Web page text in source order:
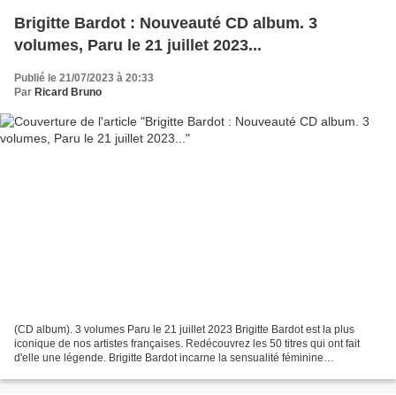
Brigitte Bardot : Nouveauté CD album. 3
volumes, Paru le 21 juillet 2023...
Publié le 21/07/2023 à 20:33
Par Ricard Bruno
(CD album). 3 volumes Paru le 21 juillet 2023 Brigitte Bardot est la plus
iconique de nos artistes françaises. Redécouvrez les 50 titres qui ont fait
d'elle une légende. Brigitte Bardot incarne la sensualité féminine